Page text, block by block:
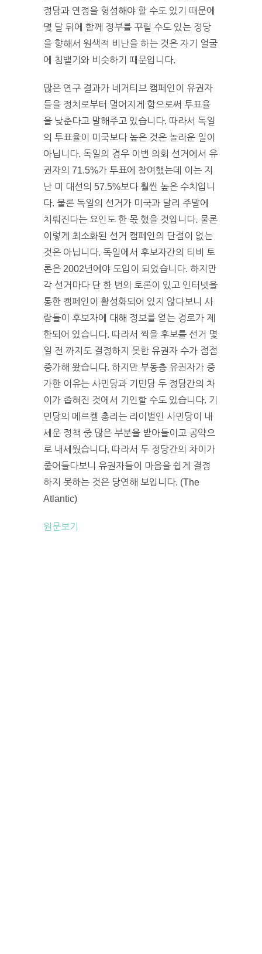
정당과 연정을 형성해야 할 수도 있기 때문에
몇 달 뒤에 함께 정부를 꾸릴 수도 있는 정당
을 향해서 원색적 비난을 하는 것은 자기 얼굴
에 침뱉기와 비슷하기 때문입니다.
많은 연구 결과가 네거티브 캠페인이 유권자
들을 정치로부터 멀어지게 함으로써 투표율
을 낮춘다고 말해주고 있습니다. 따라서 독일
의 투표율이 미국보다 높은 것은 놀라운 일이
아닙니다. 독일의 경우 이번 의회 선거에서 유
권자의 71.5%가 투표에 참여했는데 이는 지
난 미 대선의 57.5%보다 훨씬 높은 수치입니
다. 물론 독일의 선거가 미국과 달리 주말에
치뤄진다는 요인도 한 몫 했을 것입니다. 물론
이렇게 최소화된 선거 캠페인의 단점이 없는
것은 아닙니다. 독일에서 후보자간의 티비 토
론은 2002년에야 도입이 되었습니다. 하지만
각 선거마다 단 한 번의 토론이 있고 인터넷을
통한 캠페인이 활성화되어 있지 않다보니 사
람들이 후보자에 대해 정보를 얻는 경로가 제
한되어 있습니다. 따라서 찍을 후보를 선거 몇
일 전 까지도 결정하지 못한 유권자 수가 점점
증가해 왔습니다. 하지만 부동층 유권자가 증
가한 이유는 사민당과 기민당 두 정당간의 차
이가 좁혀진 것에서 기인할 수도 있습니다. 기
민당의 메르켈 총리는 라이벌인 사민당이 내
세운 정책 중 많은 부분을 받아들이고 공약으
로 내세웠습니다. 따라서 두 정당간의 차이가
줄어들다보니 유권자들이 마음을 쉽게 결정
하지 못하는 것은 당연해 보입니다. (The
Atlantic)
원문보기